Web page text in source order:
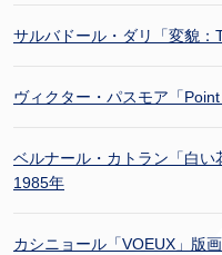
サルバドール・ダリ「変貌
ヴィクター・パスモア「
ベルナール・カトラン「白
1985年
カシニョール「VOEUX」版